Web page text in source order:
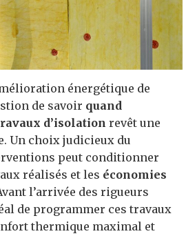
énergétique de
de savoir quand
d’isolation revêt une
Un choix judicieux du
peut conditionner
réalisés et les économies
l’arrivée des rigueurs
de programmer ces travaux
thermique maximal et